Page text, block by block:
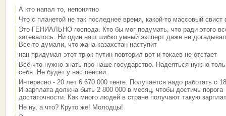
А кто напал то, непонятно
Что с планетой не так последнее время, какой-то массовый свист
Это ГЕНИАЛЬНО господа. Кто бы мог подумать, что ради этого
затевалось. Ни один наш шибко умный эксперт даже не
Все то думали, что жана казахстан наступит
нан придумал этот трюк путин повторил вот и токаев не отстает
Всё что нужно знать про наше государство. Надеяться нужно
себя. Не будет у нас пенсии.
Интересно - 20 лет 6 670 000 тенге. Получается надо работать с
И зарплата должна быть 2 800 000 в месяц, чтобы достичь порога
достаточности. Как много людей в стране получают такую
Не ну, а что? Круто же! Молодцы!